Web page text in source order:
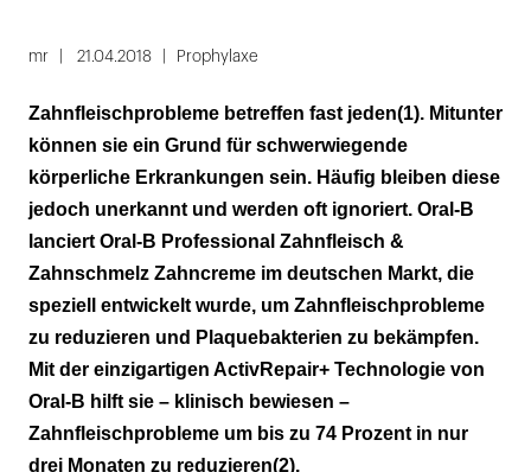
mr 21.04.2018 Prophylaxe
Zahnfleischprobleme betreffen fast jeden(1). Mitunter
können sie ein Grund für schwerwiegende
körperliche Erkrankungen sein. Häufig bleiben diese
jedoch unerkannt und werden oft ignoriert. Oral-B
lanciert Oral-B Professional Zahnfleisch &
Zahnschmelz Zahncreme im deutschen Markt, die
speziell entwickelt wurde, um Zahnfleischprobleme
zu reduzieren und Plaquebakterien zu bekämpfen.
Mit der einzigartigen ActivRepair+ Technologie von
Oral-B hilft sie – klinisch bewiesen –
Zahnfleischprobleme um bis zu 74 Prozent in nur
drei Monaten zu reduzieren(2).